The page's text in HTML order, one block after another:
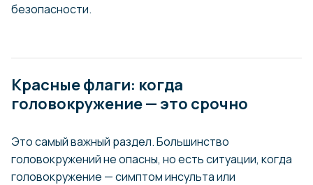
безопасности.
Красные флаги: когда
головокружение — это срочно
Это самый важный раздел. Большинство
головокружений не опасны, но есть ситуации, когда
головокружение — симптом инсульта или